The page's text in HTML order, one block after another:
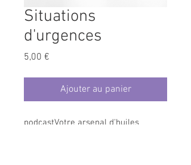
Situations
d'urgences
5,00 €
Ajouter au panier
podcastVotre arsenal d'huiles